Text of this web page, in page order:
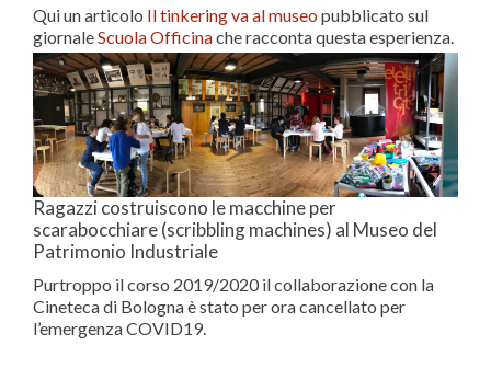
Qui un articolo Il tinkering va al museo pubblicato sul
giornaleScuola Officinache racconta questa esperienza.
Ragazzi costruiscono le macchine per
scarabocchiare (scribbling machines) al Museo del
Patrimonio Industriale
Purtroppo il corso 2019/2020 il collaborazione con la
Cineteca di Bologna è stato per ora cancellato per
l’emergenza COVID19.